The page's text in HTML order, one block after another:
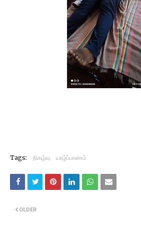
Tags: நிகழ்வு யாழ்ப்பாணம்
OLDER